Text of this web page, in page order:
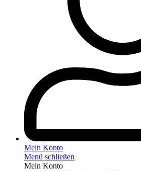
Mein Konto
Menü schließen
Mein Konto